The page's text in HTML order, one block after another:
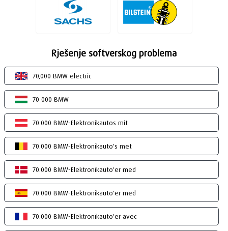
Rješenje softverskog problema
70,000 BMW electric
70 000 BMW
70.000 BMW-Elektronikautos mit
70.000 BMW-Elektronikauto's met
70.000 BMW-Elektronikauto'er med
70.000 BMW-Elektronikauto'er med
70.000 BMW-Elektronikauto'er avec